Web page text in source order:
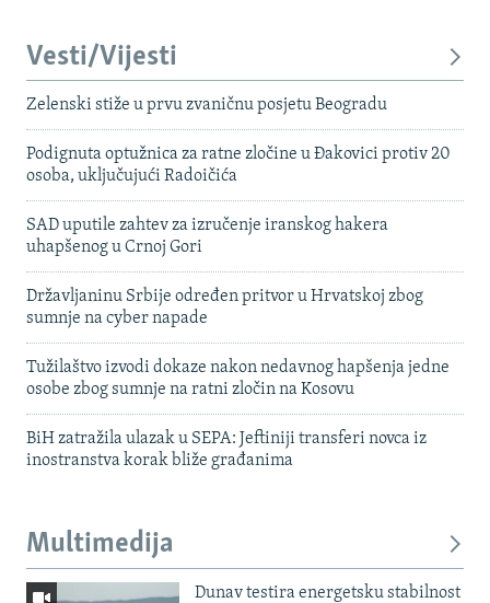
Vesti/Vijesti
Zelenski stiže u prvu zvaničnu posjetu Beogradu
Podignuta optužnica za ratne zločine u Đakovici protiv 20
osoba, uključujući Radoičića
SAD uputile zahtev za izručenje iranskog hakera
uhapšenog u Crnoj Gori
Državljaninu Srbije određen pritvor u Hrvatskoj zbog
sumnje na cyber napade
Tužilaštvo izvodi dokaze nakon nedavnog hapšenja jedne
osobe zbog sumnje na ratni zločin na Kosovu
BiH zatražila ulazak u SEPA: Jeftiniji transferi novca iz
inostranstva korak bliže građanima
Multimedija
Dunav testira energetsku stabilnost